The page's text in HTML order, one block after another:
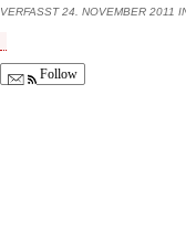
VERFASST 24. NOVEMBER 2011
Follow